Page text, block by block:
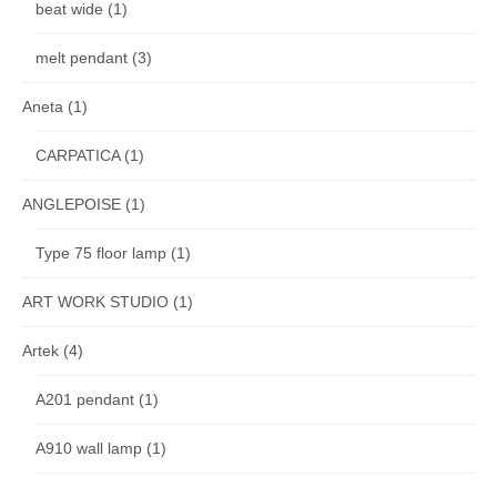
beat wide (1)
melt pendant (3)
Aneta (1)
CARPATICA(1)
ANGLEPOISE (1)
Type 75 floor lamp (1)
ART WORK STUDIO (1)
Artek (4)
A201 pendant (1)
A910 wall lamp (1)